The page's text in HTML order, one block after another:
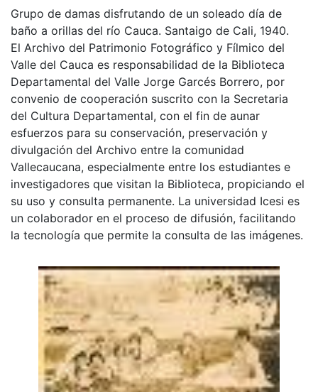
Grupo de damas disfrutando de un soleado día de
baño a orillas del río Cauca. Santaigo de Cali, 1940.
El Archivo del Patrimonio Fotográfico y Fílmico del
Valle del Cauca es responsabilidad de la Biblioteca
Departamental del Valle Jorge Garcés Borrero, por
convenio de cooperación suscrito con la Secretaria
del Cultura Departamental, con el fin de aunar
esfuerzos para su conservación, preservación y
divulgación del Archivo entre la comunidad
Vallecaucana, especialmente entre los estudiantes e
investigadores que visitan la Biblioteca, propiciando el
su uso y consulta permanente. La universidad Icesi es
un colaborador en el proceso de difusión, facilitando
la tecnología que permite la consulta de las imágenes.